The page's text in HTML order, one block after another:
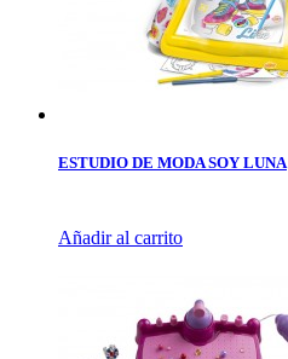
ESTUDIO DE MODA SOY LUNA
Añadir al carrito